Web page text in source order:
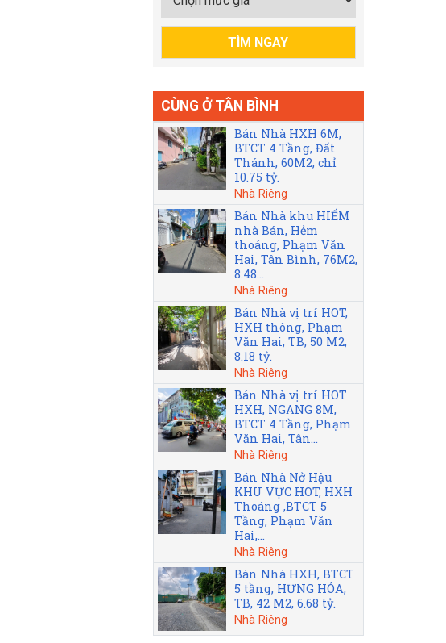
CÙNG Ở TÂN BÌNH
Bán Nhà HXH 6M,
BTCT 4 Tầng, Đất
Thánh, 60M2, chỉ
10.75 tỷ.
Nhà Riêng
Bán Nhà khu HIẾM
nhà Bán, Hẻm
thoáng, Phạm Văn
Hai, Tân Bình, 76M2,
8.48...
Nhà Riêng
Bán Nhà vị trí HOT,
HXH thông, Phạm
Văn Hai, TB, 50 M2,
8.18 tỷ.
Nhà Riêng
Bán Nhà vị trí HOT
HXH, NGANG 8M,
BTCT 4 Tầng, Phạm
Văn Hai, Tân...
Nhà Riêng
Bán Nhà Nở Hậu
KHU VỰC HOT, HXH
Thoáng ,BTCT 5
Tầng, Phạm Văn
Hai,...
Nhà Riêng
Bán Nhà HXH, BTCT
5 tầng, HƯNG HÓA,
TB, 42 M2, 6.68 tỷ.
Nhà Riêng